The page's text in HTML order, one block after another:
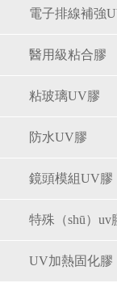
電子排線補強
醫用級粘合膠
粘玻璃UV膠
防水UV膠
鏡頭模組UV膠
特殊（shū）uv
UV加熱固化膠